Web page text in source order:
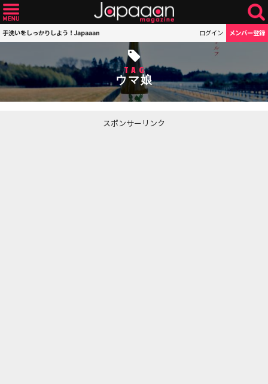
手洗いをしっかりしよう！Japaaan ログイン メンバー登録
TAG
ウマ娘
スポンサーリンク